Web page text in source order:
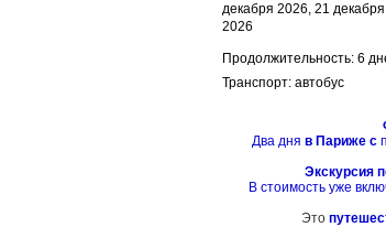
декабря 2026, 21
2026
Продолжительность: 6
Транспорт: автобус
Два дня в Париже с
Экскурсия
В стоимость уже
Это